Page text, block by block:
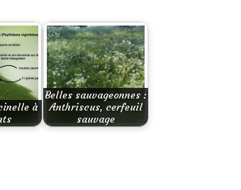
à
Belles sauvageonnes :
Anthriscus, cerfeuil
sauvage